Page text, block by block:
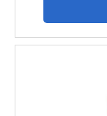
linear,
funciona
angular,